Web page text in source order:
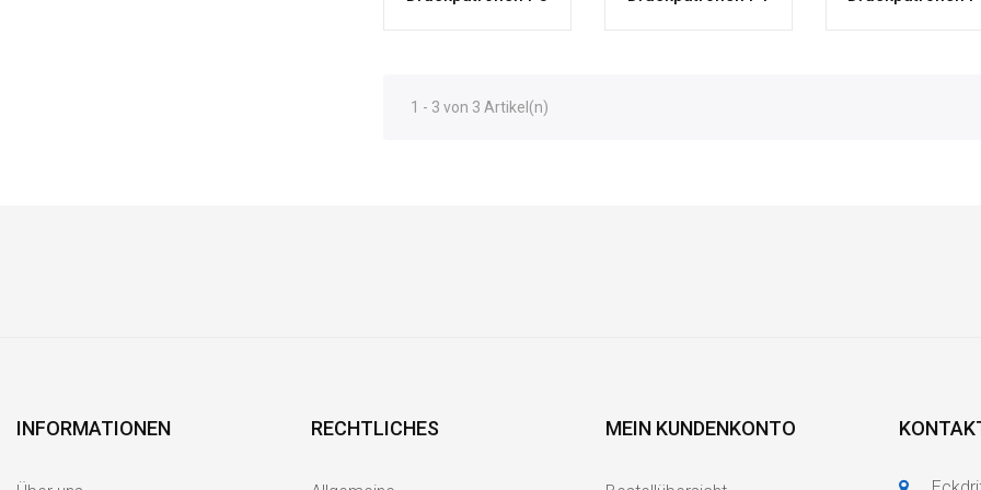
1 - 3 von 3 Artikel(n)
INFORMATIONEN RECHTLICHES MEIN KUNDENKONTO